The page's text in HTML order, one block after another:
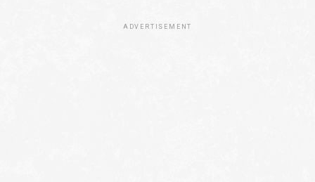
ADVERTISEMENT